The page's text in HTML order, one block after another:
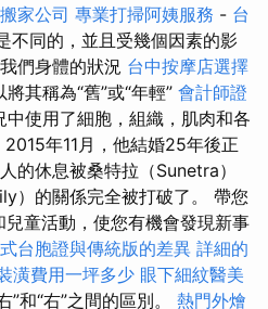
搬家公司 專業打掃阿姨服務 - 台
不同的，並且受幾個因素的影
們身體的狀況 台中按摩店選擇
其稱為“舊”或“年輕” 會計師證
使用了細胞，組織，肌肉和各
2015年11月，他結婚25年後正
的休息被桑特拉（Sunetra）
）的關係完全被打破了。 帶您
童活動，使您有機會發現新事
台胞證與傳統版的差異 詳細的
潢費用一坪多少 眼下細紋醫美
和“右”之間的區別。 熱門外燴